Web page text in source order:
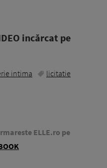
incărcat pe
intima
licitatie
ELLE.ro pe